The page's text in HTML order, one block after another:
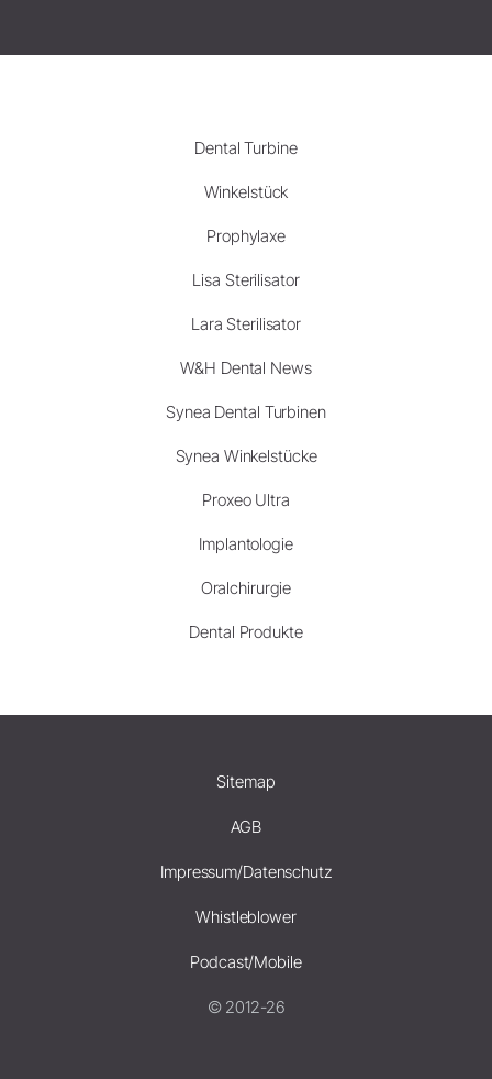
Dental Turbine
Winkelstück
Prophylaxe
Lisa Sterilisator
Lara Sterilisator
W&H Dental News
Synea Dental Turbinen
Synea Winkelstücke
Proxeo Ultra
Implantologie
Oralchirurgie
Dental Produkte
Sitemap
AGB
Impressum/Datenschutz
Whistleblower
Podcast/Mobile
© 2012-26